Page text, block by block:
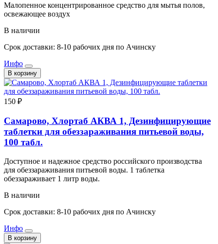
Малопенное концентрированное средство для мытья полов,
освежающее воздух
В наличии
Срок доставки: 8-10 рабочих дня по Ачинску
Инфо
В корзину
150 ₽
Самарово, Хлортаб АКВА 1, Дезинфицирующие
таблетки для обеззараживания питьевой воды,
100 табл.
Доступное и надежное средство российского производства
для обеззараживания питьевой воды. 1 таблетка
обеззараживает 1 литр воды.
В наличии
Срок доставки: 8-10 рабочих дня по Ачинску
Инфо
В корзину